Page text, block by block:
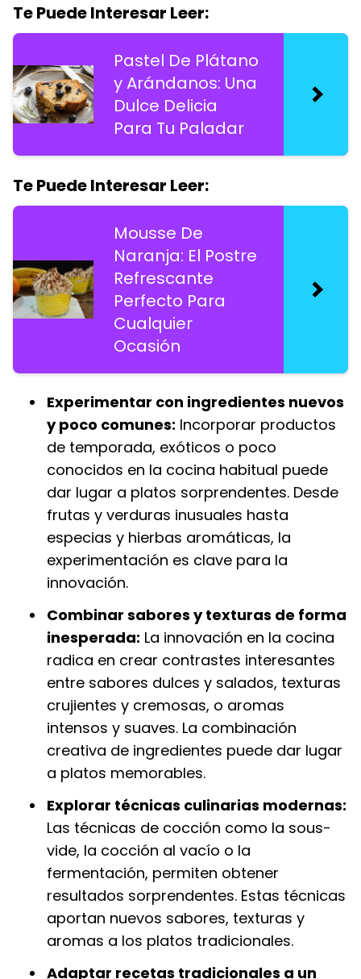
Te Puede Interesar Leer:
Pastel De Plátano
y Arándanos: Una
Dulce Delicia
Para Tu Paladar
Te Puede Interesar Leer:
Mousse De
Naranja: El Postre
Refrescante
Perfecto Para
Cualquier
Ocasión
Experimentar con ingredientes nuevos
y poco comunes: Incorporar productos
de temporada, exóticos o poco
conocidos en la cocina habitual puede
dar lugar a platos sorprendentes. Desde
frutas y verduras inusuales hasta
especias y hierbas aromáticas, la
experimentación es clave para la
innovación.
Combinar sabores y texturas de forma
inesperada: La innovación en la cocina
radica en crear contrastes interesantes
entre sabores dulces y salados, texturas
crujientes y cremosas, o aromas
intensos y suaves. La combinación
creativa de ingredientes puede dar lugar
a platos memorables.
Explorar técnicas culinarias modernas:
Las técnicas de cocción como la sous-
vide, la cocción al vacío o la
fermentación, permiten obtener
resultados sorprendentes. Estas técnicas
aportan nuevos sabores, texturas y
aromas a los platos tradicionales.
Adaptar recetas tradicionales a un